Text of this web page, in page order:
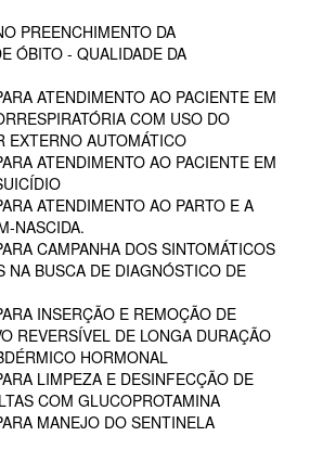
PREENCHIMENTO DA
ÓBITO - QUALIDADE DA
ATENDIMENTO AO PACIENTE EM
COM USO DO
EXTERNO AUTOMÁTICO
ATENDIMENTO AO PACIENTE EM
ATENDIMENTO AO PARTO E A
NASCIDA.
CAMPANHA DOS SINTOMÁTICOS
NA BUSCA DE DIAGNÓSTICO DE
INSERÇÃO E REMOÇÃO DE
REVERSÍVEL DE LONGA DURAÇÃO
HORMONAL
LIMPEZA E DESINFECÇÃO DE
COM GLUCOPROTAMINA
MANEJO DO SENTINELA